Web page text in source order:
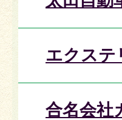
エクステ
合名会社